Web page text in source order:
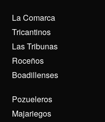
La Comarca
Tricantinos
Las Tribunas
Roceños
Boadillenses
Pozueleros
Majariegos